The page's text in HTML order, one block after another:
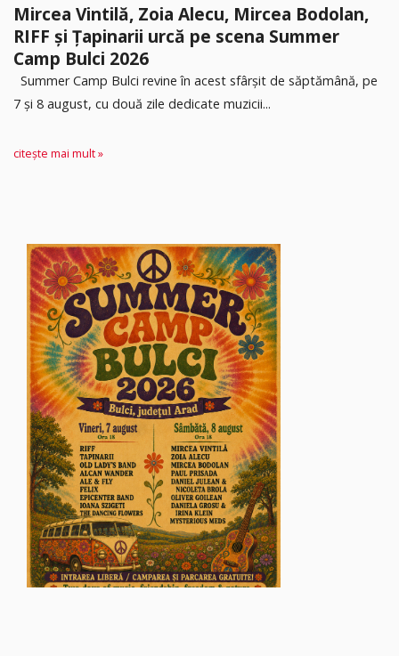
Mircea Vintilă, Zoia Alecu, Mircea Bodolan,
RIFF și Țapinarii urcă pe scena Summer
Camp Bulci 2026
Summer Camp Bulci revine în acest sfârșit de săptămână, pe
7 și 8 august, cu două zile dedicate muzicii...
citește mai mult »